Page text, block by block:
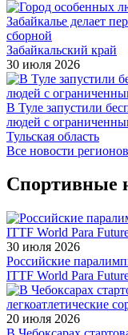
Забайкалье делает
сборной
Забайкальский край
30 июля 2026
В Туле запустили
людей с
Тульская область
Все новости регионов
Спортивные
30 июля 2026
Российские
ITTF World Para
20 июля 2026